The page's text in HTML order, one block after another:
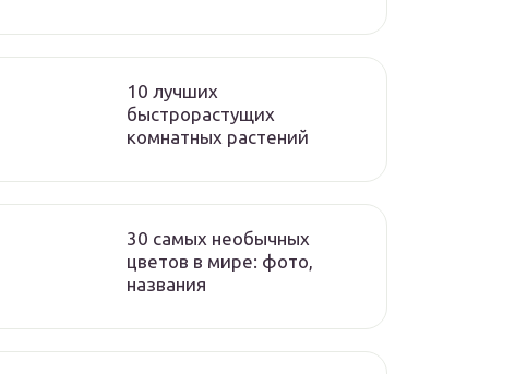
10 лучших
быстрорастущих
комнатных растений
30 самых необычных
цветов в мире: фото,
названия